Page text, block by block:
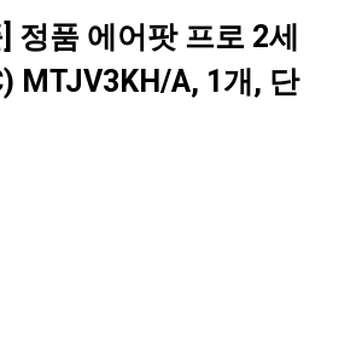
정품 에어팟 프로 2세
MTJV3KH/A, 1개, 단